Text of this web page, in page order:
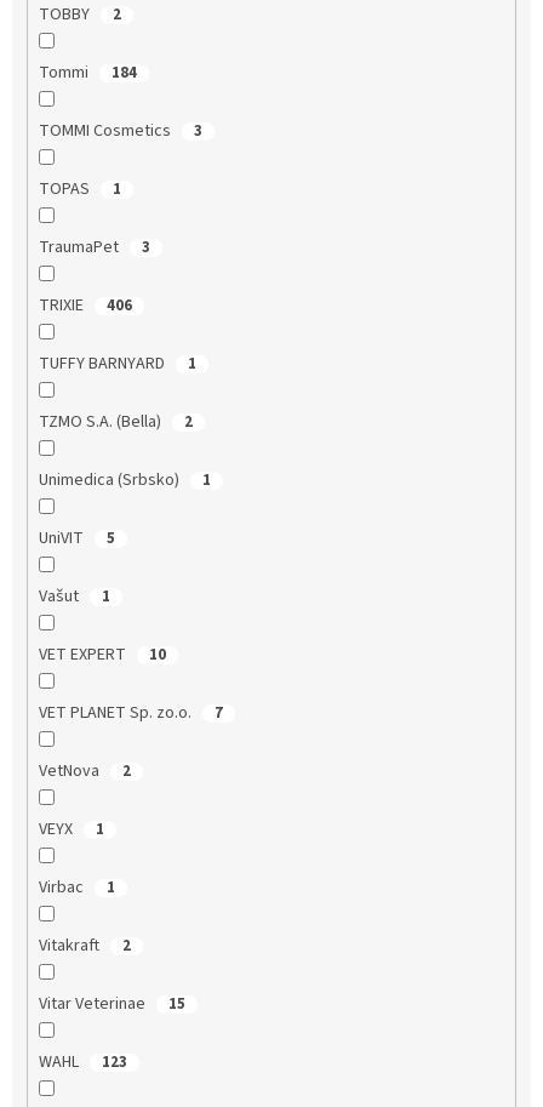
TOBBY 2
Tommi 184
TOMMI Cosmetics 3
TOPAS 1
TraumaPet 3
TRIXIE 406
TUFFY BARNYARD 1
TZMO S.A. (Bella) 2
Unimedica (Srbsko) 1
UniVIT 5
Vašut 1
VET EXPERT 10
VET PLANET Sp. zo.o. 7
VetNova 2
VEYX 1
Virbac 1
Vitakraft 2
Vitar Veterinae 15
WAHL 123